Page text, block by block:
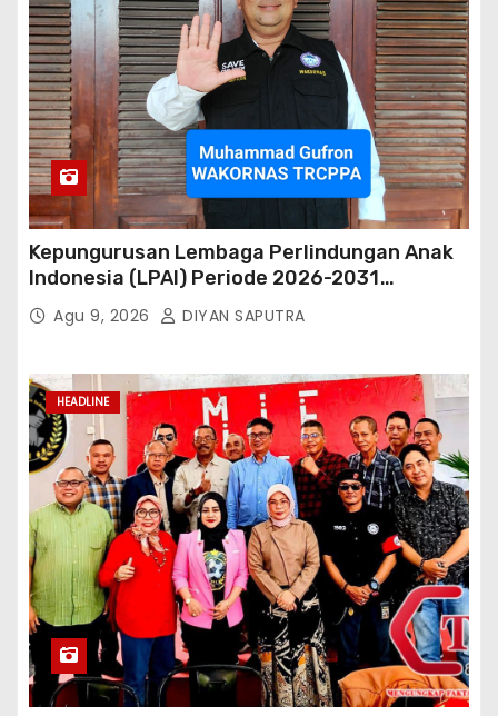
Kepungurusan Lembaga Perlindungan Anak
Indonesia (LPAI) Periode 2026-2031
Terbentuk, Wakil Kordinator Nasional Tim
Reaksi Cepat Perlindungan Perempuan Anak
Mengapresiasi Dan Beri Selamat
Agu 9, 2026 DIYAN SAPUTRA
HEADLINE